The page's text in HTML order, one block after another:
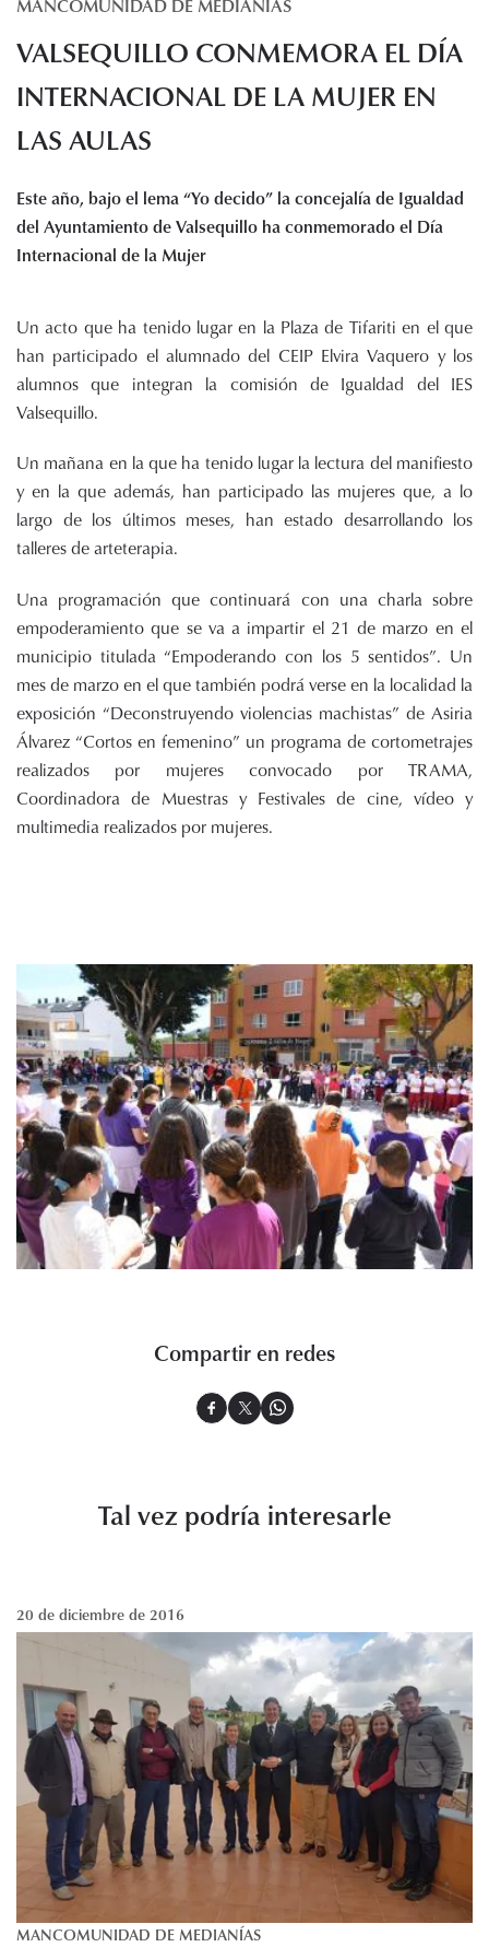
Servicios
Noticias
Documentos
Audiovisuales
Transparencia
Contacto
MANCOMUNIDAD DE MEDIANÍAS
VALSEQUILLO CONMEMORA EL DÍA
INTERNACIONAL DE LA MUJER EN
LAS AULAS
Este año, bajo el lema “Yo decido” la concejalía de Igualdad
del Ayuntamiento de Valsequillo ha conmemorado el Día
Internacional de la Mujer
Un acto que ha tenido lugar en la Plaza de Tifariti en el que
han participado el alumnado del CEIP Elvira Vaquero y los
alumnos que integran la comisión de Igualdad del IES
Valsequillo.
Un mañana en la que ha tenido lugar la lectura del manifiesto
y en la que además, han participado las mujeres que, a lo
largo de los últimos meses, han estado desarrollando los
talleres de arteterapia.
Una programación que continuará con una charla sobre
empoderamiento que se va a impartir el 21 de marzo en el
municipio titulada “Empoderando con los 5 sentidos”. Un
mes de marzo en el que también podrá verse en la localidad la
exposición “Deconstruyendo violencias machistas” de Asiria
Álvarez “Cortos en femenino” un programa de cortometrajes
realizados por mujeres convocado por TRAMA,
Coordinadora de Muestras y Festivales de cine, vídeo y
multimedia realizados por mujeres.
Compartir en redes
Tal vez podría interesarle
20 de diciembre de 2016
MANCOMUNIDAD DE MEDIANÍAS